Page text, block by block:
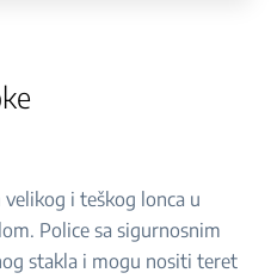
i teškog lonca u
Police sa sigurnosnim
stakla i mogu nositi teret